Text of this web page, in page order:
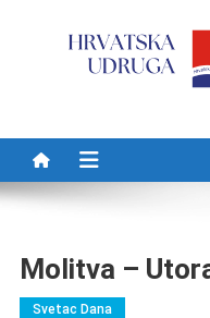
Molitva –
Svetac Dana